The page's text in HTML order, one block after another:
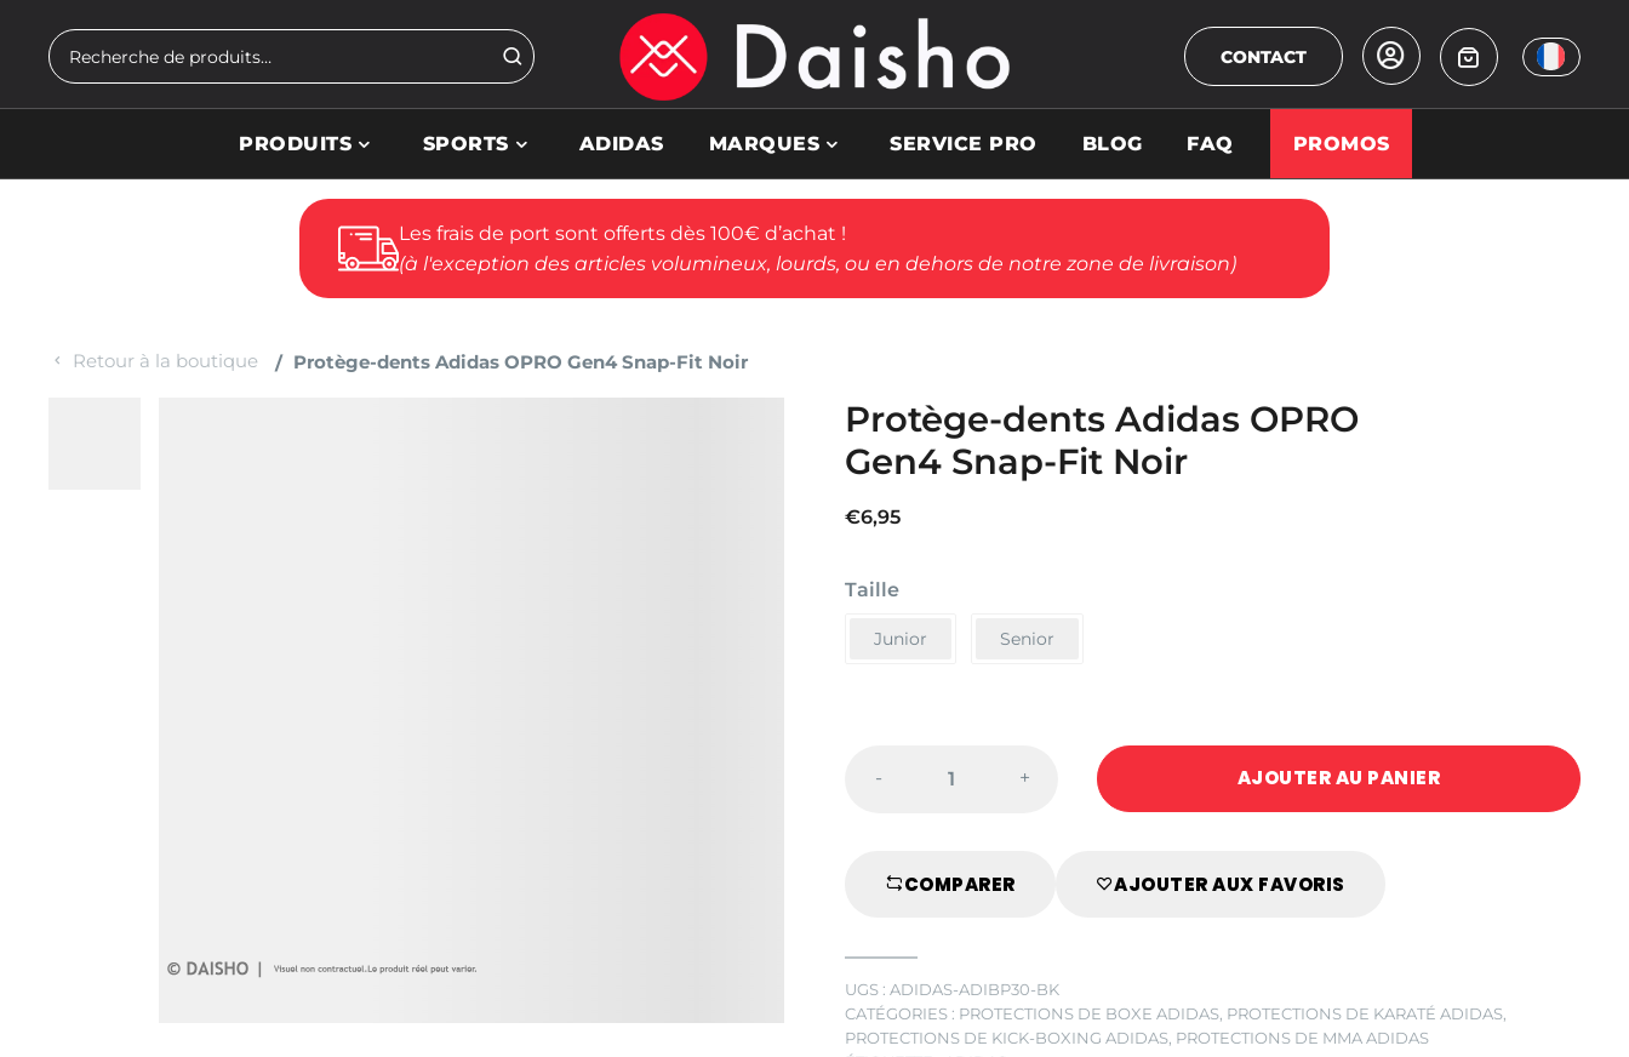
Rechercher
CONTACT
PRODUITS SPORTS ADIDAS MARQUES SERVICE PRO BLOG FAQ PROMOS
Les frais de port sont offerts dès 100€ d’achat !
(à l'exception des articles volumineux, lourds, ou en dehors de notre zone de livraison)
Retour à la boutique Protège-dents Adidas OPRO Gen4 Snap-Fit Noir
Protège-dents Adidas OPRO
Gen4 Snap-Fit Noir
€6,95
Taille
Junior Senior
Protège-
OPRO
Noir
quantité
- + AJOUTER AU PANIER
COMPARER AJOUTER AUX FAVORIS
UGS :ADIDAS-ADIBP30-BK
CATÉGORIES : PROTECTIONS DE BOXE ADIDAS PROTECTIONS DE KARATÉ ADIDAS
PROTECTIONS DE KICK-BOXING ADIDAS PROTECTIONS DE MMA ADIDAS